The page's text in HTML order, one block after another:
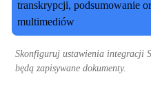
Skonfiguruj ustawienia integracji
będą zapisywane dokumenty.